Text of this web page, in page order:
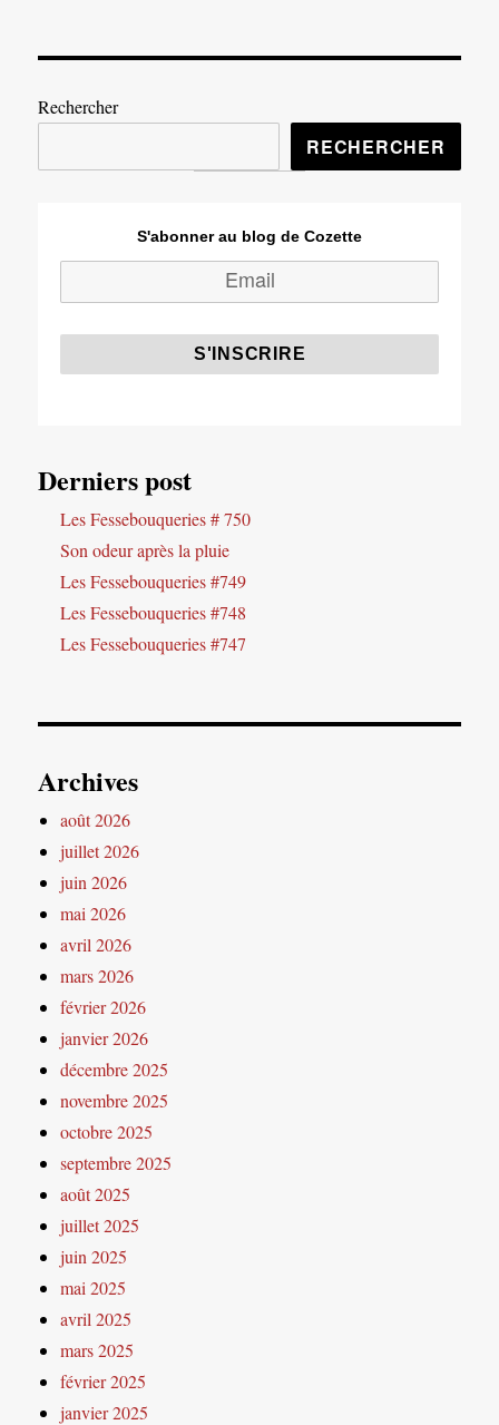
Rechercher
RECHERCHER
S'abonner au blog de Cozette
Derniers post
Les Fessebouqueries # 750
Son odeur après la pluie
Les Fessebouqueries #749
Les Fessebouqueries #748
Les Fessebouqueries #747
Archives
août 2026
juillet 2026
juin 2026
mai 2026
avril 2026
mars 2026
février 2026
janvier 2026
décembre 2025
novembre 2025
octobre 2025
septembre 2025
août 2025
juillet 2025
juin 2025
mai 2025
avril 2025
mars 2025
février 2025
janvier 2025